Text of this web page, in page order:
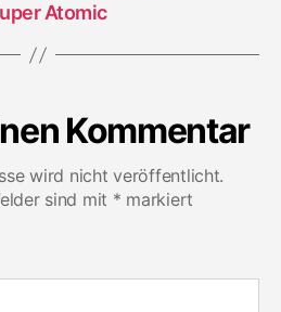
Atomic
Kommentar
wird nicht veröffentlicht.
sind mit * markiert